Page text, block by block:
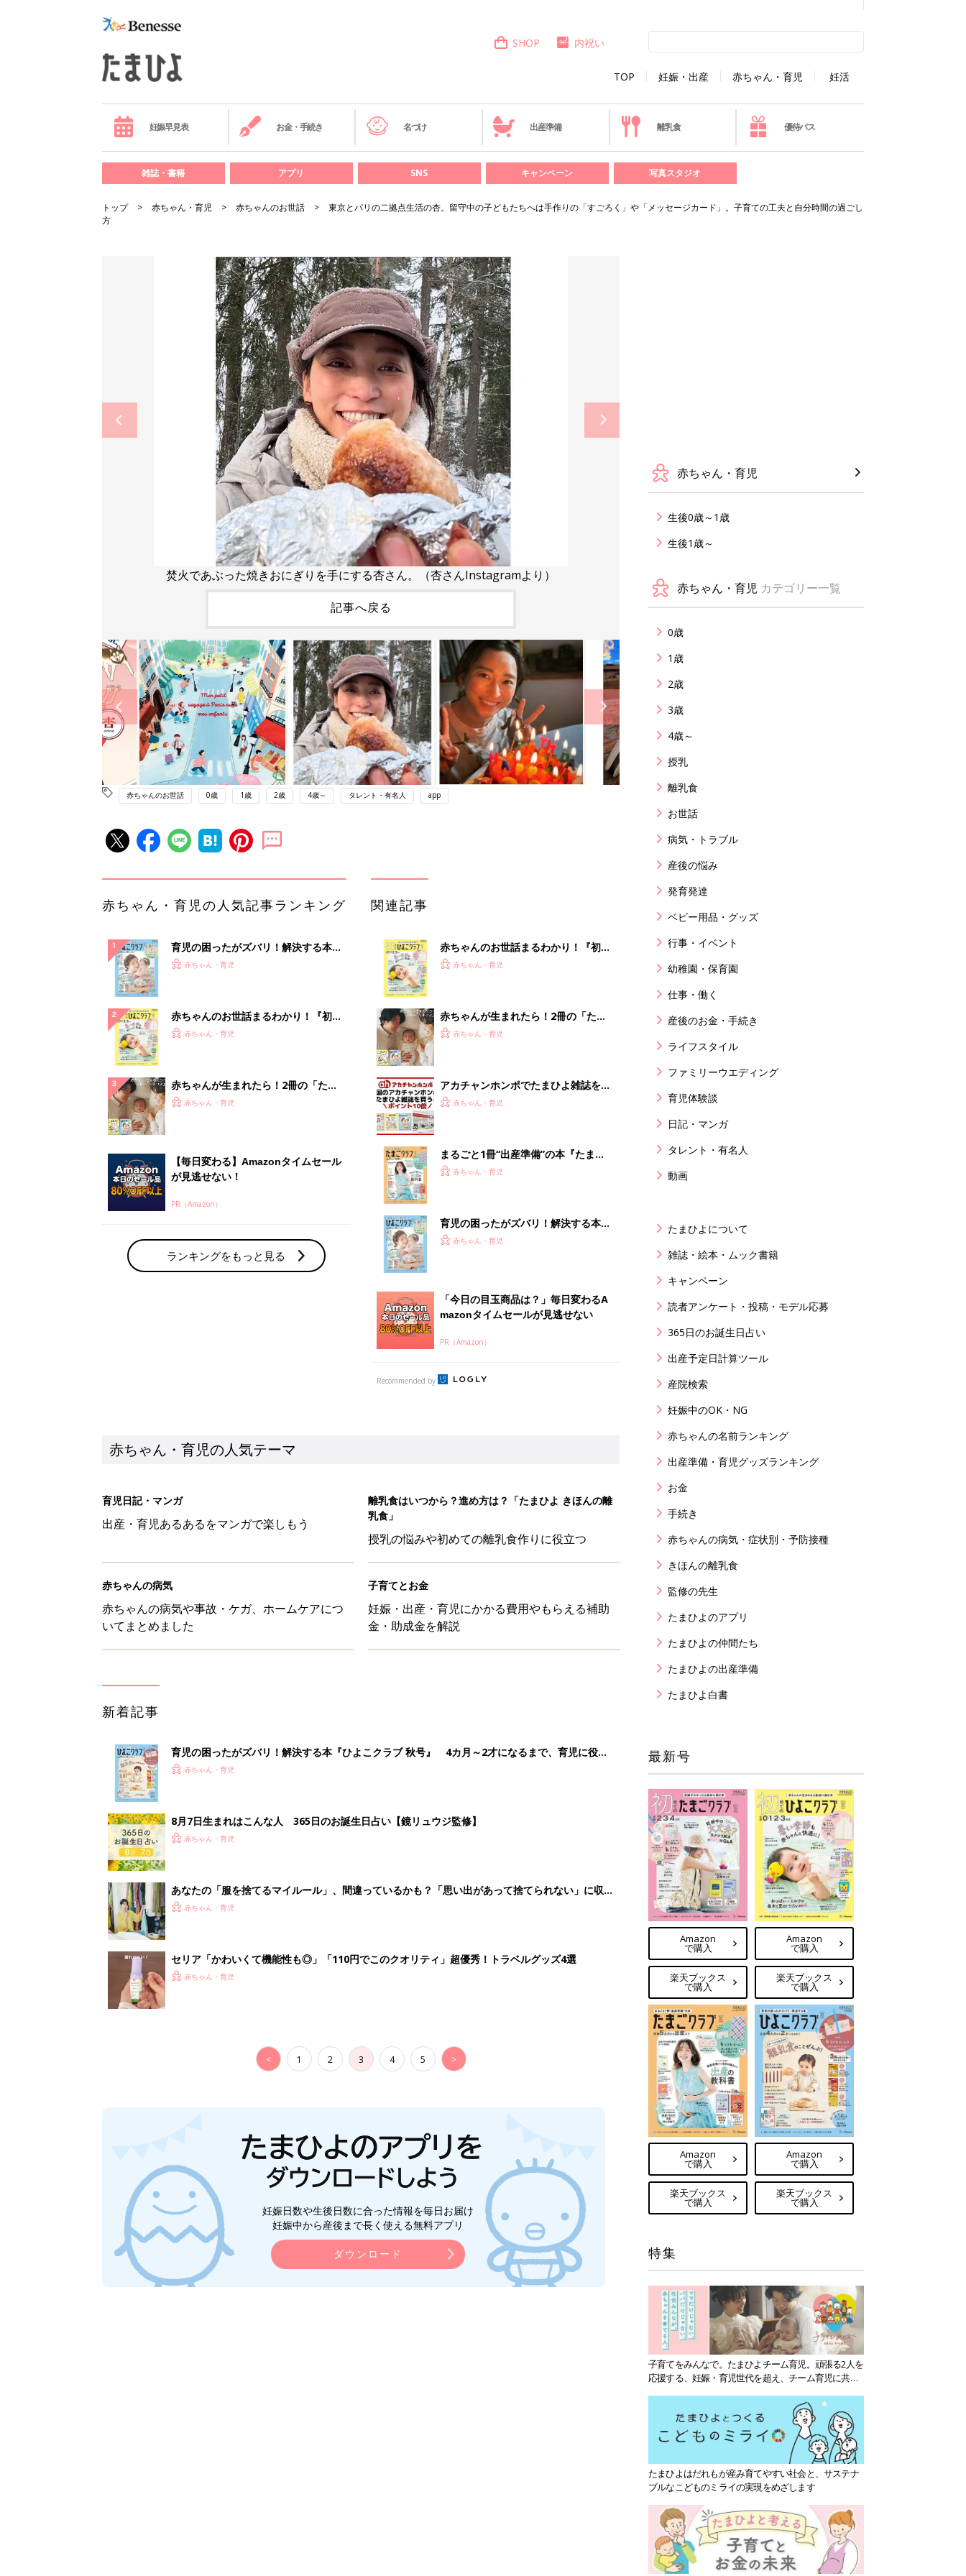
TOP 妊娠・出産 赤ちゃん・育児 妊活
SHOP 内祝い
妊娠早見表 お金・手続き 名づけ 出産準備 離乳食 優待パス
雑誌・書籍 アプリ SNS キャンペーン 写真スタジオ
トップ 赤ちゃん・育児 赤ちゃんのお世話
東京とパリの二拠点生活の杏。留守中の子どもたちへは手作りの「すごろく」や「メッセージカード」。子育ての工夫と自分時間の過ごし
方
焚火であぶった焼きおにぎりを手にする杏さん。（杏さんInstagramより）
記事へ戻る
赤ちゃんのお世話 0歳 1歳 2歳 4歳～ タレント・有名人 app
赤ちゃん・育児の人気記事ランキング
育児の困ったがズバリ！解決する本
『ひよこクラブ 夏号』 4カ月～2才
赤ちゃん・育児
赤ちゃんのお世話まるわかり！『初め
てのひよこクラブ 夏号』〈巻頭大特
赤ちゃん・育児
赤ちゃんが生まれたら！2冊の「たま
ひよ」
赤ちゃん・育児
【毎日変わる】Amazonタイムセール
が見逃せない！
PR（Amazon）
ランキングをもっと見る
関連記事
赤ちゃんのお世話まるわかり！『初め
てのひよこクラブ 夏号』〈巻頭大特
赤ちゃん・育児
赤ちゃんが生まれたら！2冊の「たま
ひよ」
赤ちゃん・育児
アカチャンホンポでたまひよ雑誌を買
うとポイント10倍【期間限定】
赤ちゃん・育児
まるごと1冊“出産準備”の本『たまご
クラブ 夏号』〈スペシャル大特集〉
赤ちゃん・育児
育児の困ったがズバリ！解決する本
『ひよこクラブ 秋号』 4カ月～2才
赤ちゃん・育児
「今日の目玉商品は？」毎日変わるA
mazonタイムセールが見逃せない
PR（Amazon）
Recommended by
赤ちゃん・育児の人気テーマ
育児日記・マンガ
出産・育児あるあるをマンガで楽しもう
離乳食はいつから？進め方は？「たまひよ きほんの離
乳食」
授乳の悩みや初めての離乳食作りに役立つ
赤ちゃんの病気
赤ちゃんの病気や事故・ケガ、ホームケアにつ
いてまとめました
子育てとお金
妊娠・出産・育児にかかる費用やもらえる補助
金・助成金を解説
新着記事
育児の困ったがズバリ！解決する本『ひよこクラブ 秋号』 4カ月～2才になるまで、育児に役立
つ情報がいっぱい！
赤ちゃん・育児
8月7日生まれはこんな人 365日のお誕生日占い【鏡リュウジ監修】
赤ちゃん・育児
あなたの「服を捨てるマイルール」、間違っているかも？「思い出があって捨てられない」に収納
スタイリストが喝！
赤ちゃん・育児
セリア「かわいくて機能性も◎」「110円でこのクオリティ」超優秀！トラベルグッズ4選
赤ちゃん・育児
< 1 2 3 4 5 >
妊娠日数や生後日数に合った情報を毎日お届け
妊娠中から産後まで長く使える無料アプリ
ダウンロード
赤ちゃん・育児
生後0歳～1歳
生後1歳～
赤ちゃん・育児 カテゴリー一覧
0歳
1歳
2歳
3歳
4歳～
授乳
離乳食
お世話
病気・トラブル
産後の悩み
発育発達
ベビー用品・グッズ
行事・イベント
幼稚園・保育園
仕事・働く
産後のお金・手続き
ライフスタイル
ファミリーウエディング
育児体験談
日記・マンガ
タレント・有名人
動画
たまひよについて
雑誌・絵本・ムック書籍
キャンペーン
読者アンケート・投稿・モデル応募
365日のお誕生日占い
出産予定日計算ツール
産院検索
妊娠中のOK・NG
赤ちゃんの名前ランキング
出産準備・育児グッズランキング
お金
手続き
赤ちゃんの病気・症状別・予防接種
きほんの離乳食
監修の先生
たまひよのアプリ
たまひよの仲間たち
たまひよの出産準備
たまひよ白書
最新号
Amazon
で購入
楽天ブックス
で購入
Amazon
で購入
楽天ブックス
で購入
Amazon
で購入
楽天ブックス
で購入
Amazon
で購入
楽天ブックス
で購入
特集
子育てをみんなで。たまひよチーム育児。頑張る2人を
応援する、妊娠・育児世代を超え、チーム育児に共感
たまひよはだれもが産み育てやすい社会と、サステナ
ブルなこどものミライの実現をめざします